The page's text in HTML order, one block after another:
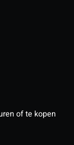
of te kopen